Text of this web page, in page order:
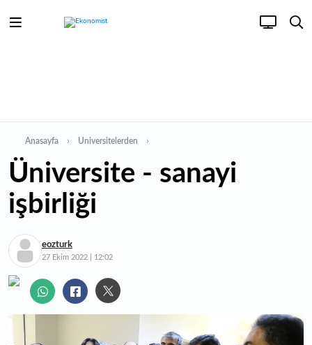
Anasayfa Üniversitelerden
Üniversite - sanayi
işbirliği
eozturk
27 Ekim 2022 | 12:02